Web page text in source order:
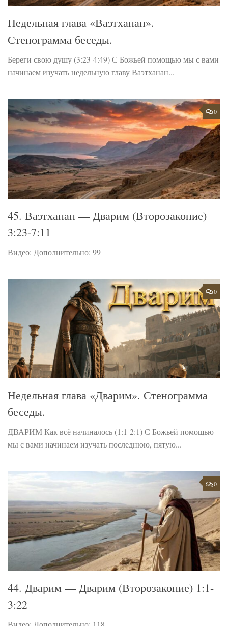
Недельная глава «Ваэтханан».
Стенограмма беседы.
Береги свою душу (3:23-4:49) С Божьей помощью мы с вами
начинаем изучать недельную главу Ваэтханан...
0
45. Ваэтханан — Дварим (Второзаконие)
3:23-7:11
Видео: Дополнительно: 99
0
Недельная глава «Дварим». Стенограмма
беседы.
ДВАРИМ Как всё начиналось (1:1-2:1) С Божьей помощью
мы с вами начинаем изучать последнюю, пятую...
0
44. Дварим — Дварим (Второзаконие) 1:1-
3:22